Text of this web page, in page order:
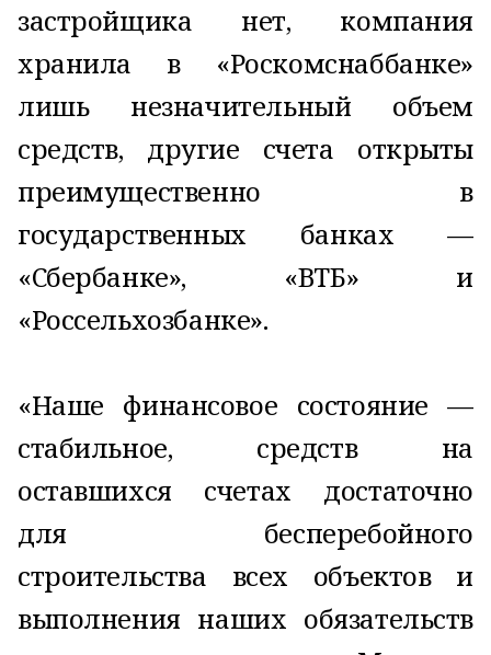
застройщика нет, компания
хранила в «Роскомснаббанке»
лишь незначительный объем
средств, другие счета открыты
преимущественно в
государственных банках —
«Сбербанке», «ВТБ» и
«Россельхозбанке».
«Наше финансовое состояние —
стабильное, средств на
оставшихся счетах достаточно
для бесперебойного
строительства всех объектов и
выполнения наших обязательств